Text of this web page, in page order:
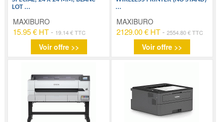
LOT ...
MAXIBURO
15.95 € HT - 19.14 € TTC
Voir offre >>
...
MAXIBURO
2129.00 € HT- 2554.80 € TTC
Voir offre >>